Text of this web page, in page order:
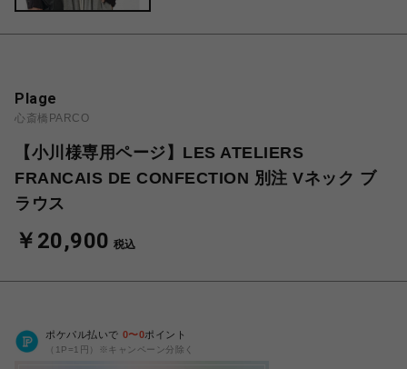
Plage
心斎橋PARCO
【小川様専用ページ】LES ATELIERS
FRANCAIS DE CONFECTION 別注 Vネック ブ
ラウス
￥20,900 税込
ポケパル払いで 0〜0ポイント
（1P=1円）※キャンペーン分除く